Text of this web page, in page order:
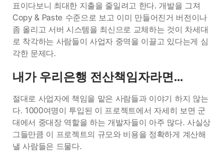
표이다보니 최대한 지출을 줄일려고 한다. 개발을 그져
Copy & Paste 수준으로 보고 이미 만들어진거 버전이나
좀 올리고 서버 시스템을 최신으로 교체하는 것이 차세대
로 착각하는 사람들이 사업자 중역을 이끌고 있다는게 심
각한 문제다.
내가 우리은행 전산책임자라면…
절대로 사업자에 책임을 맡은 사람들과 이야기 하지 않는
다. 1000여명이 투입된 이 프로젝트에서 자세히 보면 군
대에서 중대장 역할을 하는 개발자들이 아주 많다. 사실상
그들만큼 이 프로젝트의 규모와 비용을 정확하게 계산해
낼 사람들은 드물다.